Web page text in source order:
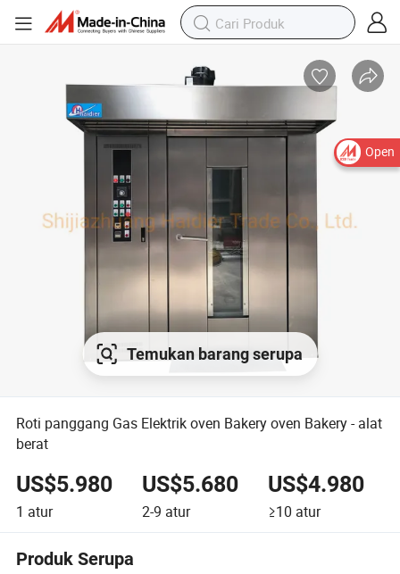
Open
Temukan barang serupa
Roti panggang Gas Elektrik oven Bakery oven Bakery - alat
berat
US$5.980
1 atur
US$5.680
2-9 atur
US$4.980
≥10 atur
Produk Serupa